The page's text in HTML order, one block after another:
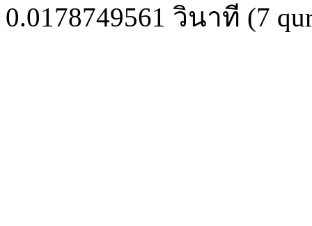
0.0178749561 วินาที (7